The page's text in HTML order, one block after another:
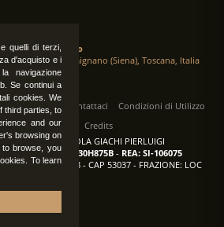
quelli di terzi,
d'acquisto e i
navigazione
Se continui a
cookies. We
third parties, to
and our
browsing on
browse, you
To learn
Tenuta Torciano
53037 San Gimignano (Siena), Toscana, Italia
| Operatori Contattaci
Condizioni di Utilizzo
Albo Fornitori
Credits
AZIENDA AGRICOLA GIACHI PIERLUIGI
-C.F.: GCHPLG62C30H875B- REA: SI-106075
VIA CROCETTA 18 - CAP 53037 - FRAZIONE: LOC